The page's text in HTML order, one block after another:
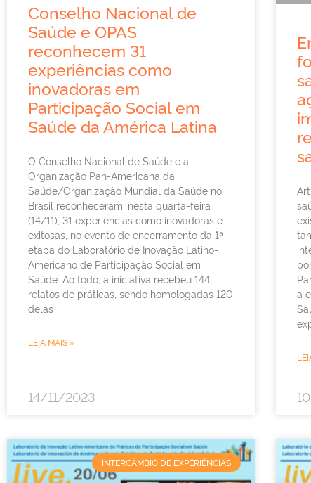
Conselho Nacional de
Saúde e OPAS
reconhecem 31
experiências como
inovadoras em
Participação Social em
Saúde da América Latina
O Conselho Nacional de Saúde e a
Organização Pan-Americana da
Saúde/Organização Mundial da Saúde no
Brasil reconheceram, nesta quarta-feira
(14/11), 31 experiências como inovadoras e
exitosas, no evento de encerramento da 1ª
etapa do Laboratório de Inovação Latino-
Americano de Participação Social em
Saúde. Ao todo, a iniciativa recebeu 144
relatos de práticas, sendo homologadas 120
delas
LEIA MAIS »
14/11/2023
a
INTERCÂMBIO DE EXPERIÊNCIAS